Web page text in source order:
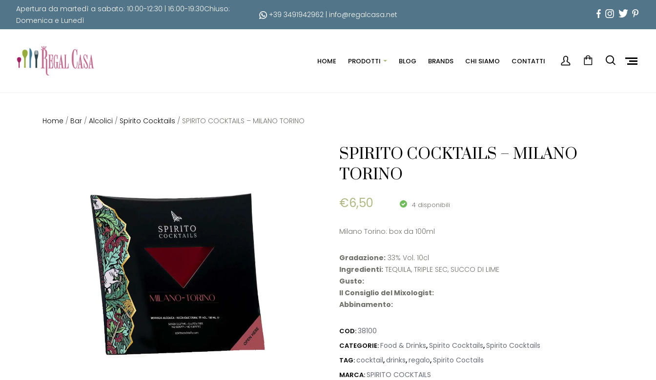
Apertura da martedì a sabato: 10:00-12:30 | 16:00-19:30Chiuso:
Domenica e Lunedì
+39 3491942962| info@regalcasa.net
HOME PRODOTTI BLOG BRANDS CHI SIAMO CONTATTI
Home / Bar / Alcolici / Spirito Cocktails / SPIRITO COCKTAILS – MILANO TORINO
SPIRITO COCKTAILS – MILANO
TORINO
€6,50 4 disponibili
Milano Torino: box da 100ml
Gradazione: 33% Vol. 10cl
Ingredienti: TEQUILA, TRIPLE SEC, SUCCO DI LIME
Gusto:
Il Consiglio del Mixologist:
Abbinamento:
COD:38100
CATEGORIE:Food & Drinks,Spirito Cocktails,Spirito Cocktails
TAG:cocktail,drinks,regalo,Spirito Coctails
MARCA:SPIRITO COCKTAILS